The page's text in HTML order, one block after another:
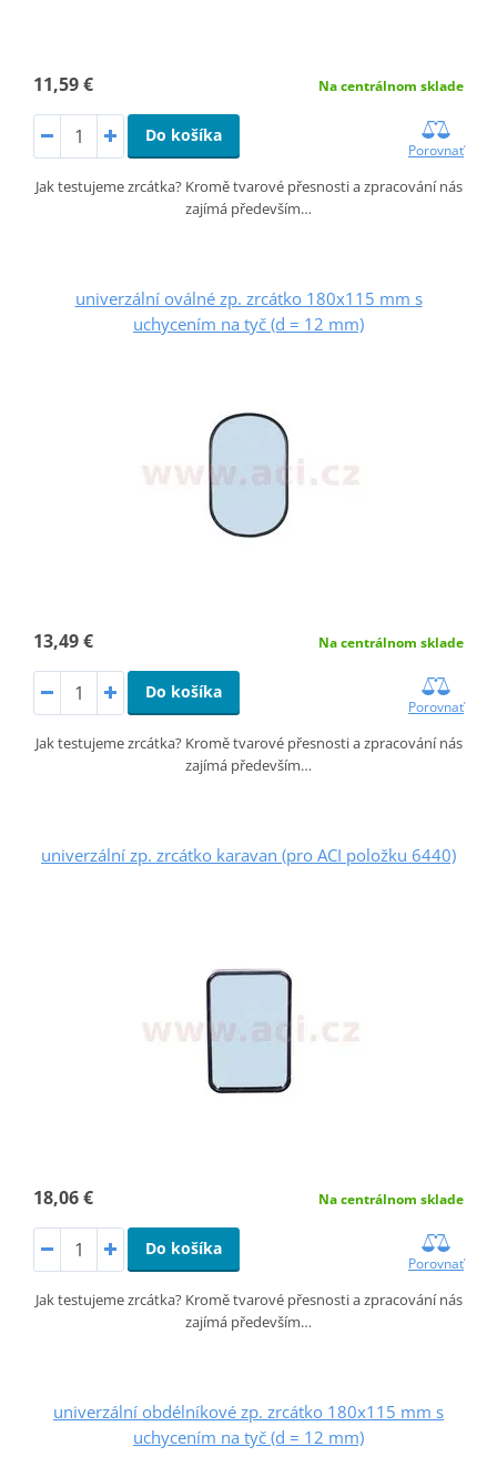
11,59 € Na centrálnom sklade
Do košíka
Porovnať
Jak testujeme zrcátka? Kromě tvarové přesnosti a zpracování nás
zajímá především…
univerzální oválné zp. zrcátko 180x115 mm s
uchycením na tyč (d = 12 mm)
13,49 € Na centrálnom sklade
Do košíka
Porovnať
Jak testujeme zrcátka? Kromě tvarové přesnosti a zpracování nás
zajímá především…
univerzální zp. zrcátko karavan (pro ACI položku 6440)
18,06 € Na centrálnom sklade
Do košíka
Porovnať
Jak testujeme zrcátka? Kromě tvarové přesnosti a zpracování nás
zajímá především…
univerzální obdélníkové zp. zrcátko 180x115 mm s
uchycením na tyč (d = 12 mm)